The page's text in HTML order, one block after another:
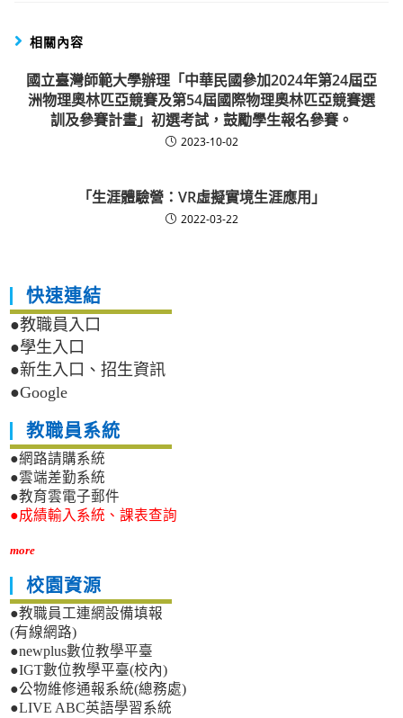
相關內容
國立臺灣師範大學辦理「中華民國參加2024年第24屆亞
洲物理奧林匹亞競賽及第54屆國際物理奧林匹亞競賽選
訓及參賽計畫」初選考試，鼓勵學生報名參賽。
2023-10-02
「生涯體驗營：VR虛擬實境生涯應用」
2022-03-22
快速連結
●教職員入口
●學生入口
●新生入口、招生資訊
●Google
教職員系統
●網路請購系統
●雲端差勤系統
●教育雲電子郵件
●成績輸入系統、課表查詢
more
校園資源
●教職員工連網設備填報
(有線網路)
●newplus數位教學平臺
●IGT數位教學平臺(校內)
●公物維修通報系統(總務處)
●LIVE ABC英語學習系統